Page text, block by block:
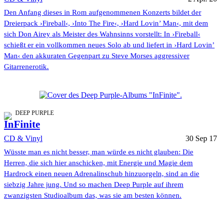
Den Anfang dieses in Rom aufgenommenen Konzerts bildet der
Dreierpack ›Fireball‹, ›Into The Fire‹, ›Hard Lovin’ Man‹, mit dem
sich Don Airey als Meister des Wahnsinns vorstellt: In ›Fireball‹
schießt er ein vollkommen neues Solo ab und liefert in ›Hard Lovin’
Man‹ den akkuraten Gegenpart zu Steve Morses aggressiver
Gitarrenerotik.
DEEP PURPLE
InFinite
CD & Vinyl 30 Sep 17
Wüsste man es nicht besser, man würde es nicht glauben: Die
Herren, die sich hier anschicken, mit Energie und Magie dem
Hardrock einen neuen Adrenalinschub hinzuorgeln, sind an die
siebzig Jahre jung. Und so machen Deep Purple auf ihrem
zwanzigsten Studioalbum das, was sie am besten können.